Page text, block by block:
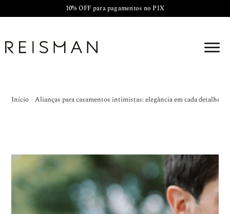
10% OFF para pagamentos no PIX
Início »Alianças para casamentos intimistas: elegância em cada detalhe